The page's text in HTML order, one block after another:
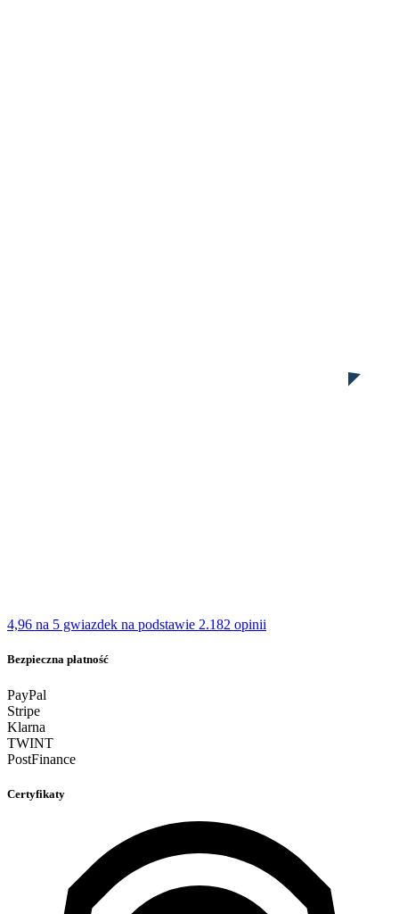
4,96 na 5 gwiazdek na podstawie 2.182 opinii
Bezpieczna płatność
PayPal
Stripe
Klarna
TWINT
PostFinance
Certyfikaty